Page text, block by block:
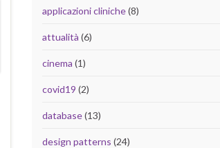
applicazioni cliniche(8)
attualità (6)
cinema (1)
covid19 (2)
database(13)
design patterns (24)